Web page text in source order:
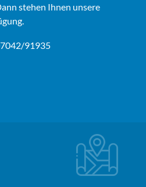
stehen Ihnen unsere
91935